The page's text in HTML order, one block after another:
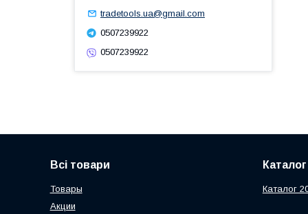
tradetools.ua@gmail.com
0507239922
0507239922
Всі товари
Товары
Акции
Каталог
Каталог